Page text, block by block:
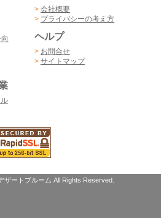
> 会社概要
> プライバシーの考え方
ヘルプ
> お問合せ
> サイトマップ
ザートブルーム All Rights Reserved.